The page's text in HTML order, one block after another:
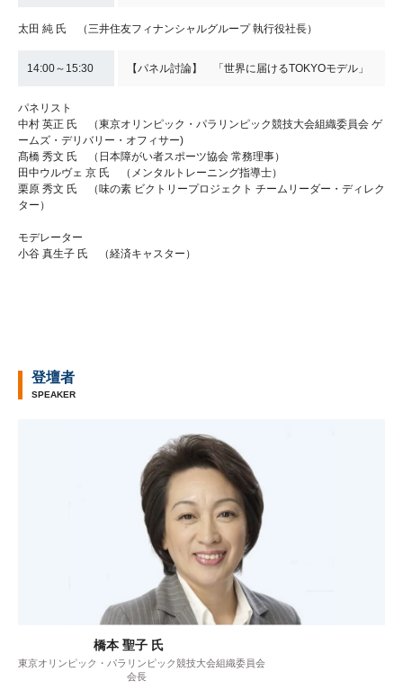
太田 純 氏 （三井住友フィナンシャルグループ 執行役社長）
14:00～15:30 【パネル討論】 「世界に届けるTOKYOモデル」
パネリスト
中村 英正 氏 （東京オリンピック・パラリンピック競技大会組織委員会 ゲ
ームズ・デリバリー・オフィサー)
髙橋 秀文 氏 （日本障がい者スポーツ協会 常務理事）
田中ウルヴェ 京 氏 （メンタルトレーニング指導士）
栗原 秀文 氏 （味の素 ビクトリープロジェクト チームリーダー・ディレク
ター）
モデレーター
小谷 真生子 氏 （経済キャスター）
登壇者
SPEAKER
橋本 聖子 氏
東京オリンピック・パラリンピック競技大会組織委員会
会長